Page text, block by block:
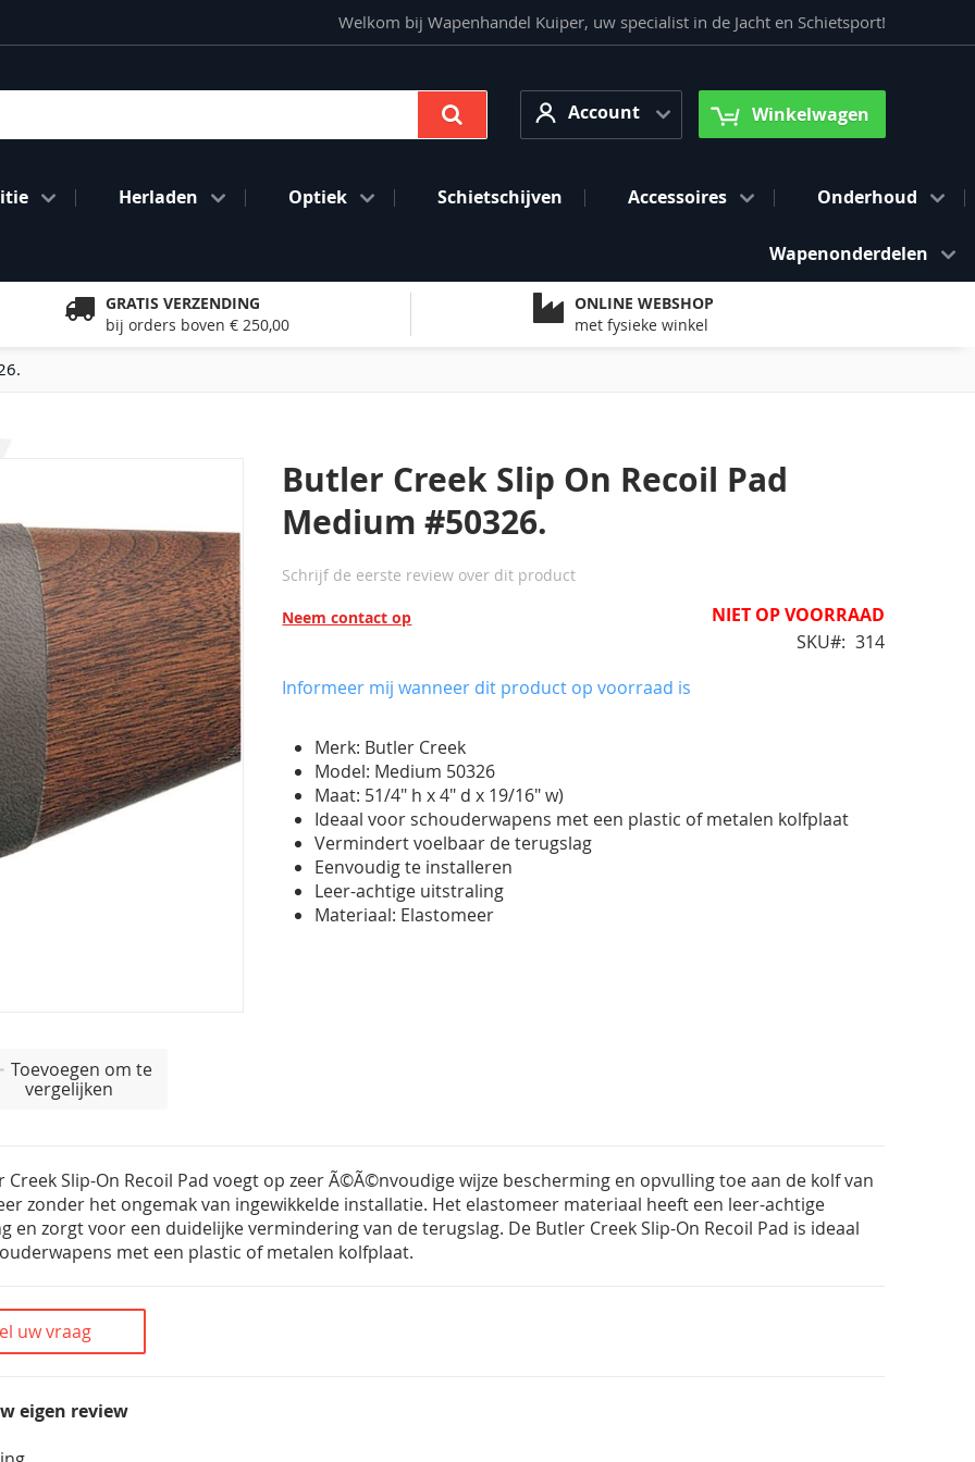
Welkom bij Wapenhandel Kuiper, uw specialist in de Jacht en Schietsport!
AccountAccount Winkelwagen
Herladen Optiek Schietschijven Accessoires Onderhoud
Wapenonderdelen
GRATIS VERZENDING
bij orders boven € 250,00
ONLINE WEBSHOP
met fysieke winkel
Toevoegen om te
vergelijken
Butler Creek Slip On Recoil Pad
Medium #50326.
Schrijf de eerste review over dit product
Neem contact op
NIET OP VOORRAAD
SKU
314
Informeer mij wanneer dit product op voorraad is
Merk: Butler Creek
Model: Medium 50326
Maat: 51/4" h x 4" d x 19/16" w)
Ideaal voor schouderwapens met een plastic of metalen kolfplaat
Vermindert voelbaar de terugslag
Eenvoudig te installeren
Leer-achtige uitstraling
Materiaal: Elastomeer
Creek Slip-On Recoil Pad voegt op zeer Ã©Ã©nvoudige wijze bescherming en opvulling toe aan de kolf van
zonder het ongemak van ingewikkelde installatie. Het elastomeer materiaal heeft een leer-achtige
en zorgt voor een duidelijke vermindering van de terugslag. De Butler Creek Slip-On Recoil Pad is ideaal
met een plastic of metalen kolfplaat.
uw vraag
eigen review